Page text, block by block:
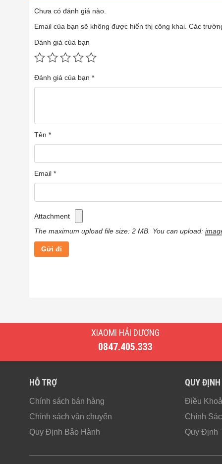
Chưa có đánh giá nào.
Email của bạn sẽ không được hiển thị công khai. Các
Đánh giá của bạn
Đánh giá của bạn *
Tên *
Email *
Attachment
The maximum upload file size: 2 MB.
You can upload:
XIAOMI HẢI DƯƠNG
0847.405.333
HỖ TRỢ
Chính sách bán hàng
Chính sách vận chuyển
Quy Định Bảo Hành
QUY ĐỊNH
Điều
Chính
Quy Định